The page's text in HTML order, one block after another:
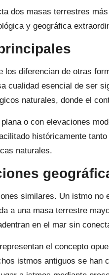
dos masas terrestres
y geográfica
diferencian de otras
cualidad esencial de ser
naturales, donde el
o con elevaciones
históricamente
naturales.
similares. Un istmo no
a una masa terrestre
en el mar sin
el concepto
istmos antiguos se